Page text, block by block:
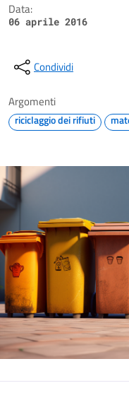
Data:
06 aprile 2016
Condividi
Argomenti
riciclaggio dei rifiuti